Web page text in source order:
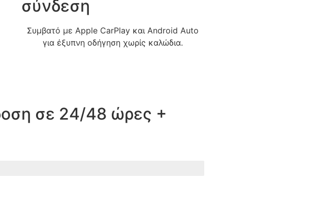
σύνδεση
Συμβατό με Apple CarPlay και Android Auto
για έξυπνη οδήγηση χωρίς καλώδια.
σε 24/48 ώρες +